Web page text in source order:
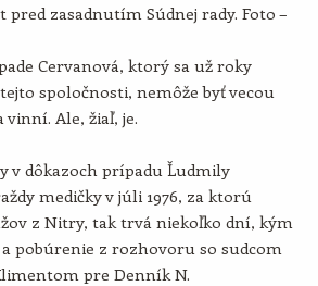
pred zasadnutím Súdnej rady. Foto –
Cervanová, ktorý sa už roky
spoločnosti, nemôže byť vecou
Ale, žiaľ, je.
v dôkazoch prípadu Ľudmily
medičky v júli 1976, za ktorú
z Nitry, tak trvá niekoľko dní, kým
pobúrenie z rozhovoru so sudcom
pre Denník N.